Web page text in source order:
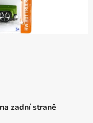
zadní straně